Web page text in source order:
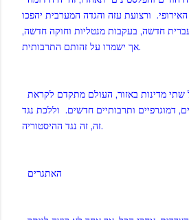
ורצועת עזה והגדה המערבית יהפכו
חדשה, בעקבות מנטליות וחוקה חדשה,
אך ישמרו על זהותם התרבותית.
דמוגרפיים ותרבותיים חדשים. וללכת נגד
זה, זה נגד ההיסטוריה.
האתגרים